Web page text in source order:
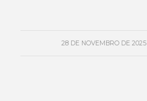
28 DE NOVEMBRO DE 2025
/